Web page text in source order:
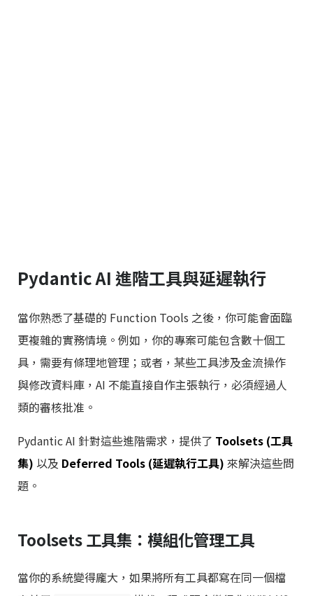
Pydantic AI 進階工具與延遲執行
當你熟悉了基礎的 Function Tools 之後，你可能會面臨
更複雜的實務情境。例如，你的專案可能包含數十個工
具，需要有條理地管理；或者，某些工具涉及金流操作
與修改資料庫，AI 不能直接自作主張執行，必須經過人
類的審核批准。
Pydantic AI 針對這些進階需求，提供了 Toolsets (工具
集) 以及 Deferred Tools (延遲執行工具) 來解決這些問
題。
Toolsets 工具集：模組化管理工具
當你的系統變得龐大，如果將所有工具都寫在同一個檔